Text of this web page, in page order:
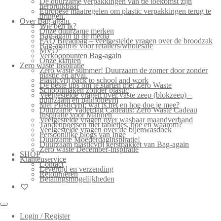
herbruikbaar
Europese maatregelen om plastic verpakkingen terug te
dringen.
Over Bag-again
Wie ben ik?
Onze duurzame merken
Bag-again in de media
FAQ Breadbag – veelgestelde vragen over de broodzak
Bag-again® voor retailers/wholesale
MVO
Verkooppunten Bag-again
Onze klanten
Zero waste inspiratie
Zero waste summer! Duurzaam de zomer door zonder
plastic en afval.
Plasticvrij back to school and work
De beste tips om te starten met Zero Waste
Schoonmaken zonder plastic
Veelgestelde vragen over vaste zeep (blokzeep) –
duurzaam en palmolievrij
Mei Plasticvrij: wat is het en hoe doe je mee?
Duurzame Vaderdag Cadeaus: Zero Waste Cadeau
Inspiratie voor Mannen
Veelgestelde vragen over wasbaar maandverband
Tandenpoetsen met tabletjes, hoe en waarom?
Veelgestelde vragen over de bijenwasdoek
Persoonlijke blogs van Inge
Duurzame Moederdaginspiratie!
Duurzaam plasticvrij kerstpakket van Bag-again
Zero waste December-inspiratie
SHOP
Klantenservice
Contact
Levertijd en verzending
Retourneren
Betalingsmogelijkheden
Login / Register